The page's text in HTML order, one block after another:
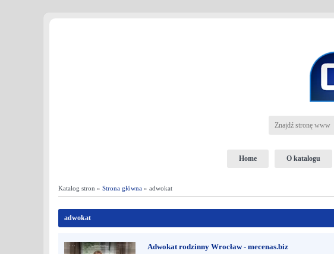
Home O katalogu
Katalog stron » Strona główna » adwokat
adwokat
Adwokat rodzinny Wrocław - mecenas.biz